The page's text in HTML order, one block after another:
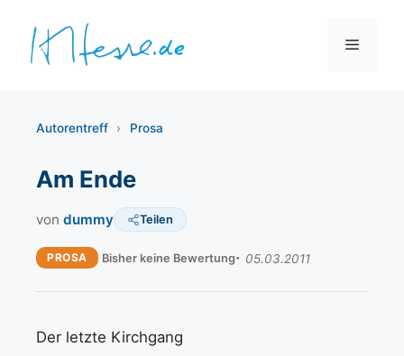
Inhalt
springen
Menü
Autorentreff › Prosa
Am Ende
von dummy Teilen
PROSA Bisher keine Bewertung 05.03.2011
Der letzte Kirchgang